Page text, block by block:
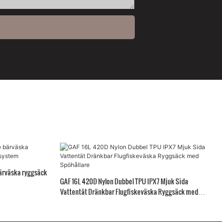
ryggsäck
GAF 16L 420D Nylon Dubbel TPU IPX7 Mjuk Sida
Vattentät Dränkbar Flugfiskeväska Ryggsäck med